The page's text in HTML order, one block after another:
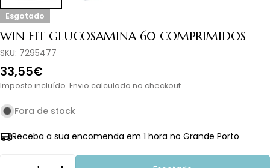
Esgotado
WIN FIT GLUCOSAMINA 60 COMPRIMIDOS
SKU: 7295477
Preço
normal
33,55€
Imposto incluído. Envio calculado no checkout.
Fora de stock
Receba a sua encomenda em 1 hora no Grande Porto